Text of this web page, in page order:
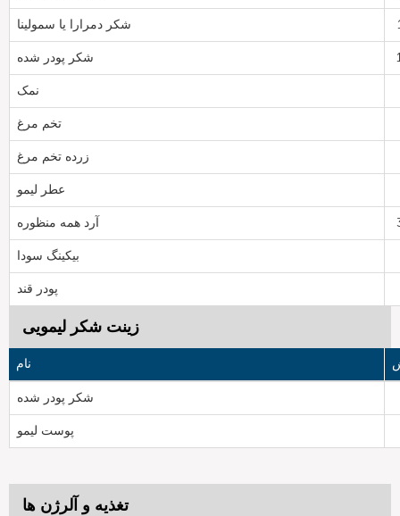
شکر دمرارا یا سمولینا
شکر پودر شده
نمک
تخم مرغ
زرده تخم مرغ
عطر لیمو
آرد همه منظوره
بیکینگ سودا
پودر قند
زینت شکر لیمویی
نام
شکر پودر شده
پوست لیمو
تغذیه و آلرژن ها